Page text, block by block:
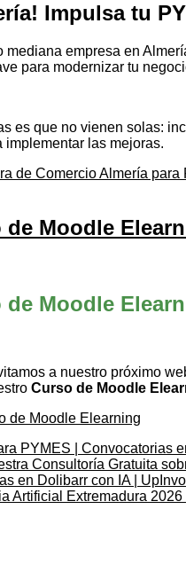
Impulsa tu
mediana empresa en
para modernizar tu
es que no vienen solas:
implementar las mejoras.
de Comercio Almería para
de Moodle
de Moodle
a nuestro próximo
Curso de Moodle
de Moodle Elearning
PYMES | Convocatorias
Consultoría Gratuita
en Dolibarr con IA |
Artificial Extremadura